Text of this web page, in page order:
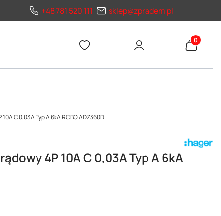
+48 781 520 111 sklep@zpradem.pl
Produkty
C 0,03A Typ A 6kA RCBO ADZ360D
4P 10A C 0,03A Typ A 6kA